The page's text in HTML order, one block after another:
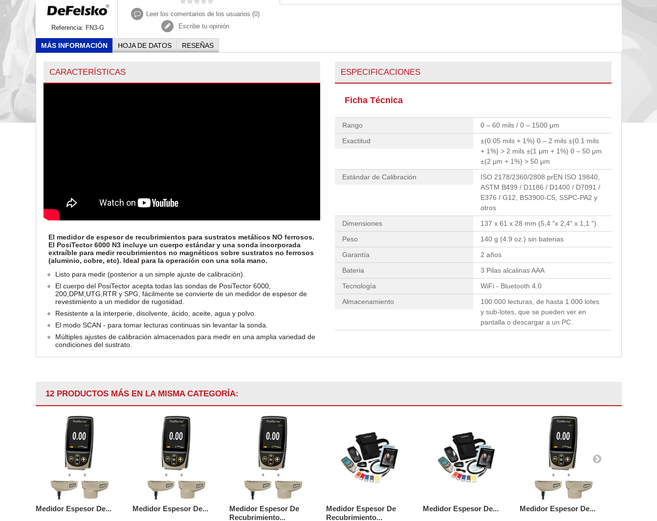
Referencia: FN3-G
Leer los comentarios de los usuarios (0)
Escribe tu opinión
MÁS INFORMACIÓN HOJA DE DATOS RESEÑAS
CARACTERÍSTICAS
El medidor de espesor de recubrimientos para sustratos metálicos NO ferrosos.
El PosiTector 6000 N3 incluye un cuerpo estándar y una sonda incorporada
extraíble para medir recubrimientos no magnéticos sobre sustratos no ferrosos
(aluminio, cobre, etc). Ideal para la operación con una sola mano.
Listo para medir (posterior a un simple ajuste de calibración).
El cuerpo del PosiTector acepta todas las sondas de PosiTector 6000,
200,DPM,UTG,RTR y SPG, fácilmente se convierte de un medidor de espesor de
revestimiento a un medidor de rugosidad.
Resistente a la interperie, disolvente, ácido, aceite, agua y polvo.
El modo SCAN - para tomar lecturas continuas sin levantar la sonda.
Múltiples ajustes de calibración almacenados para medir en una amplia variedad de
condiciones del sustrato.
ESPECIFICACIONES
Ficha Técnica
Rango
0 – 60 mils / 0 – 1500 μm
Exactitud
±(0.05 mils + 1%) 0 – 2 mils ±(0.1 mils
+ 1%) > 2 mils ±(1 μm + 1%) 0 – 50 μm
±(2 μm + 1%) > 50 μm
Estándar de Calibración
ISO 2178/2360/2808 prEN ISO 19840,
ASTM B499 / D1186 / D1400 / D7091 /
E376 / G12, BS3900-C5, SSPC-PA2 y
otros
Dimensiones
137 x 61 x 28 mm (5,4 "x 2,4" x 1,1 ").
Peso
140 g (4.9 oz.) sin baterias
Garantía
2 años
Bateria
3 Pilas alcalinas AAA
Tecnología
WiFi - Bluetooth 4.0
Almacenamiento
100.000 lecturas, de hasta 1.000 lotes
y sub-lotes, que se pueden ver en
pantalla o descargar a un PC.
12 PRODUCTOS MÁS EN LA MISMA CATEGORÍA:
Medidor Espesor De... Medidor Espesor De...
Medidor Espesor De
Recubrimiento...
Medidor Espesor De
Recubrimiento...
Medidor Espesor De... Medidor Espesor De...